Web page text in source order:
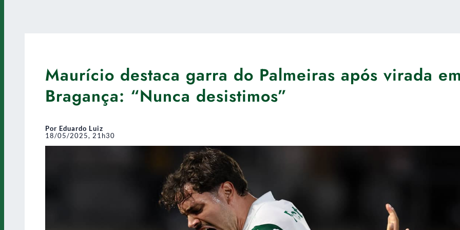
Maurício destaca garra do Palmeiras após virada
Bragança: “Nunca desistimos”
Por Eduardo Luiz
18/05/2025, 21h30